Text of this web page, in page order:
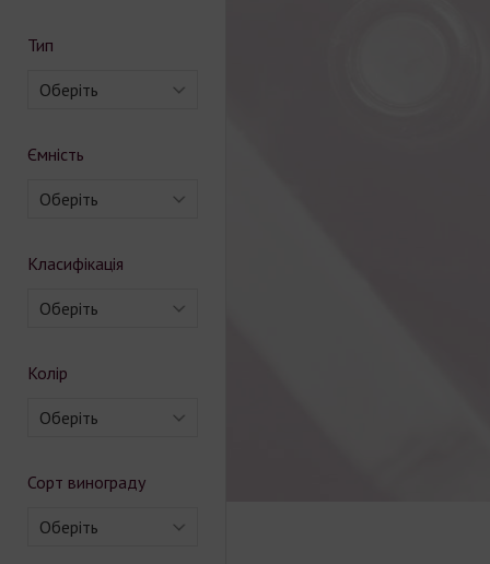
Тип
Оберіть
Ємність
Оберіть
Класифікація
Оберіть
Колір
Оберіть
Сорт винограду
Оберіть